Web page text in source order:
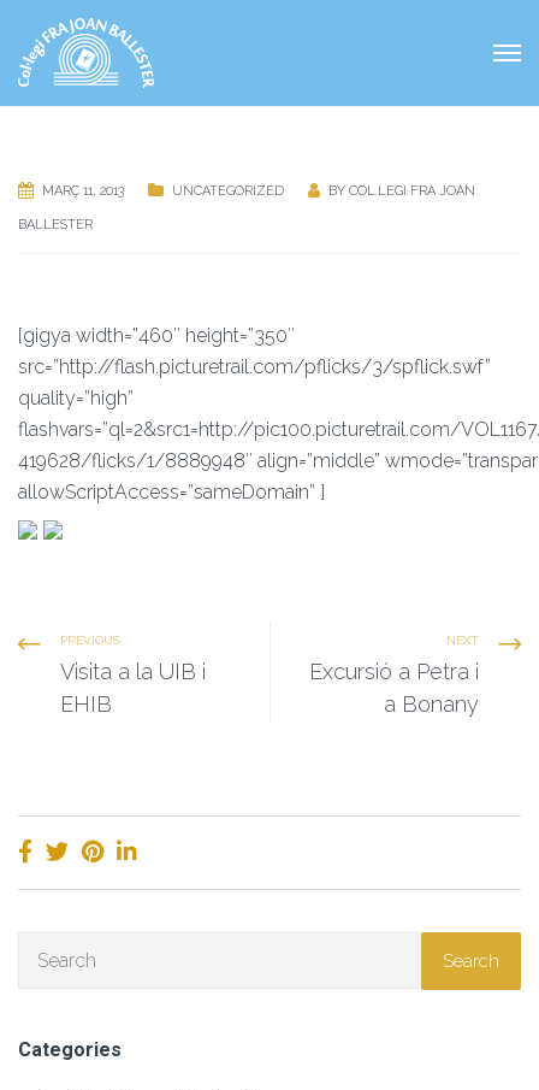
MARÇ 11, 2013 UNCATEGORIZED BY COL.LEGI FRA JOAN
BALLESTER
[gigya width=”460″ height=”350″
src=”http://flash.picturetrail.com/pflicks/3/spflick.swf”
quality=”high”
flashvars=”ql=2&src1=http://pic100.picturetrail.com/
419628/flicks/1/8889948″ align=”middle”
allowScriptAccess=”sameDomain” ]
PREVIOUS
Visita a la UIB i
EHIB
NEXT
Excursió a Petra i
a Bonany
Search
Categories